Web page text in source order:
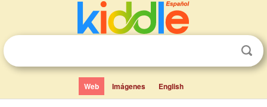
Web Imágenes English